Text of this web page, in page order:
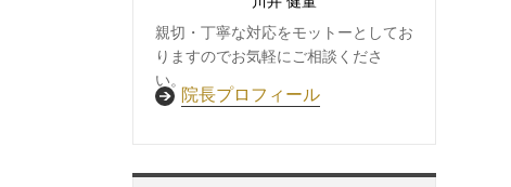
親切・丁寧な対応をモットーとしてお
りますのでお気軽にご相談くださ
い。
院長プロフィール